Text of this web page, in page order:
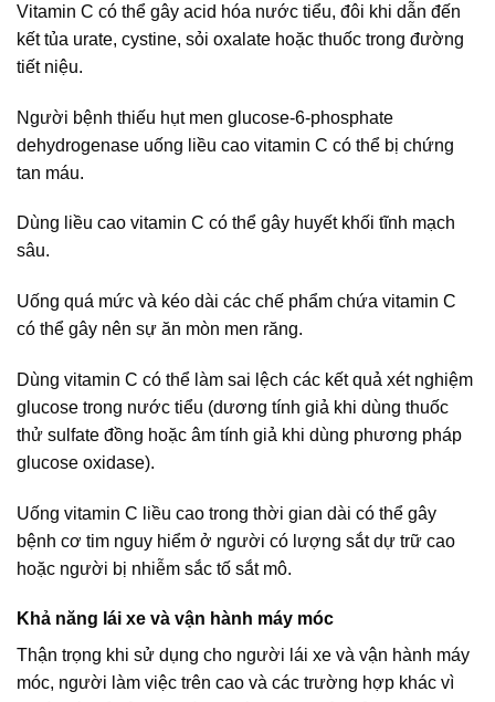
Vitamin C có thể gây acid hóa nước tiểu, đôi khi dẫn đến
kết tủa urate, cystine, sỏi oxalate hoặc thuốc trong đường
tiết niệu.
Người bệnh thiếu hụt men glucose-6-phosphate
dehydrogenase uống liều cao vitamin C có thể bị chứng
tan máu.
Dùng liều cao vitamin C có thể gây huyết khối tĩnh mạch
sâu.
Uống quá mức và kéo dài các chế phẩm chứa vitamin C
có thể gây nên sự ăn mòn men răng.
Dùng vitamin C có thể làm sai lệch các kết quả xét nghiệm
glucose trong nước tiểu (dương tính giả khi dùng thuốc
thử sulfate đồng hoặc âm tính giả khi dùng phương pháp
glucose oxidase).
Uống vitamin C liều cao trong thời gian dài có thể gây
bệnh cơ tim nguy hiểm ở người có lượng sắt dự trữ cao
hoặc người bị nhiễm sắc tố sắt mô.
Khả năng lái xe và vận hành máy móc
Thận trọng khi sử dụng cho người lái xe và vận hành máy
móc, người làm việc trên cao và các trường hợp khác vì